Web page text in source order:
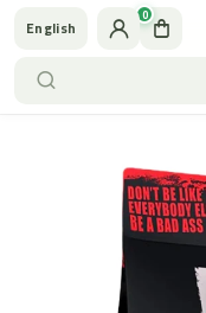
0
English